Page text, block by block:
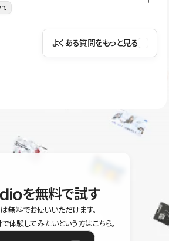
アクセス管理、脆弱性対策など、複数の観
号化に対応しており、悪質なスクリプトの
て
は、ヘルプセンターでご確認いただけま
談できるコミュニティもご利用ください。
よくある質問をもっと見る
を無料で試す
無料でお使いいただけます。
体験してみたいという方はこちら。